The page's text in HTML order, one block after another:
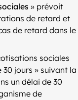
» prévoit
de retard et
de retard dans le
sociales
jours » suivant la
un délai de 30
de